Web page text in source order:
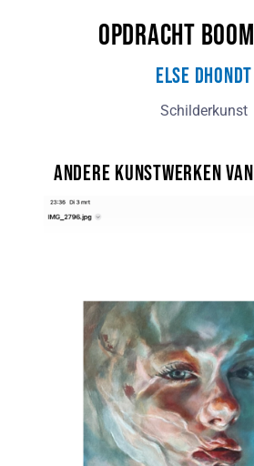
opdracht
Else Dhondt
Schilderkunst
Andere kunstwerken